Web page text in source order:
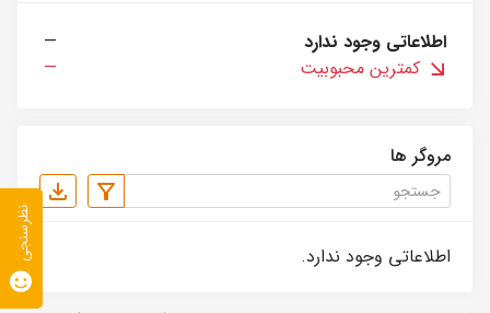
اطلاعاتی وجود ندارد
—
کمترین محبوبیت
—
مروگر ها
اطلاعاتی وجود ندارد. نظرسنجی